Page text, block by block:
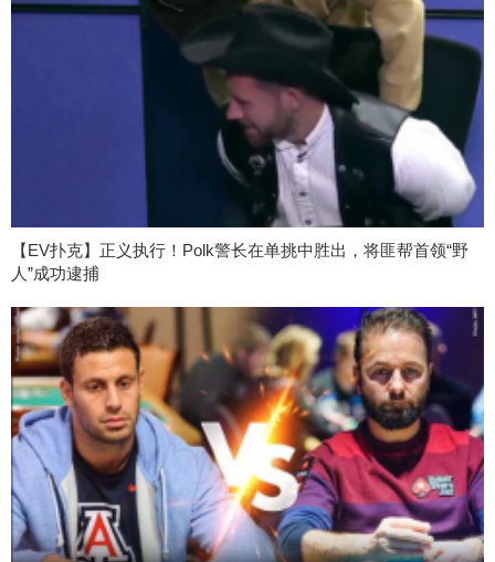
【EV扑克】正义执行！Polk警长在单挑中胜出，将匪帮首领“野
人”成功逮捕